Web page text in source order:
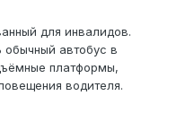
для инвалидов.
обычный автобус в
платформы,
водителя.